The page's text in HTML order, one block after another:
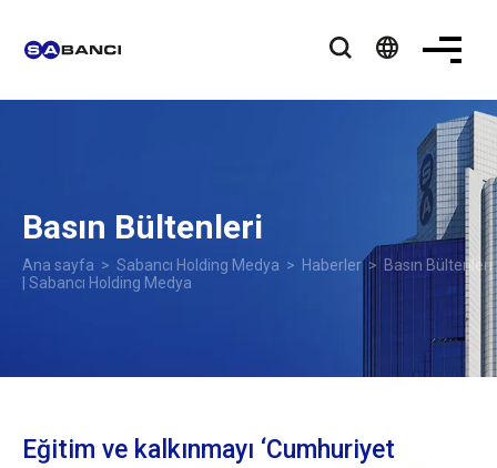
language
Basın Bültenleri
Ana sayfa > Sabancı Holding Medya > Haberler> Basın Bültenleri
| Sabancı Holding Medya
Eğitim ve kalkınmayı ‘Cumhuriyet